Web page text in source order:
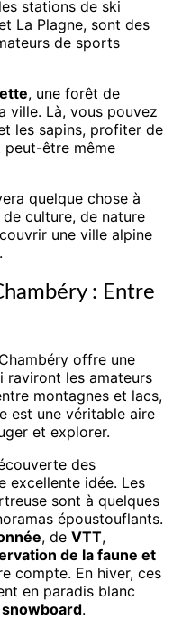
stations de ski
La Plagne, sont des
de sports
, une forêt de
ville. Là, vous pouvez
les sapins, profiter de
peut-être même
quelque chose à
de culture, de nature
une ville alpine
: Entre
offre une
raviront les amateurs
montagnes et lacs,
est une véritable aire
et explorer.
des
excellente idée. Les
sont à quelques
époustouflants.
, de VTT,
de la faune et
compte. En hiver, ces
en paradis blanc
snowboard.